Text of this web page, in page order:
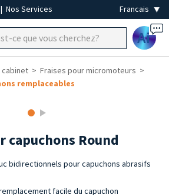
| Nos Services
Ai
cabinet
Fraises pour micromoteurs
remplaceables
capuchons Round
bidirectionnels pour capuchons abrasifs
facile du capuchon